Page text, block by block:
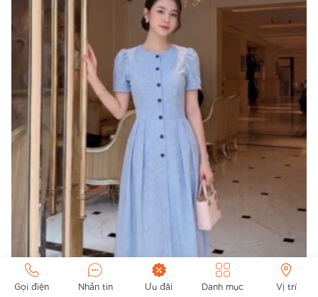
Gọi điện Nhắn tin Ưu đãi Danh mục Vị trí